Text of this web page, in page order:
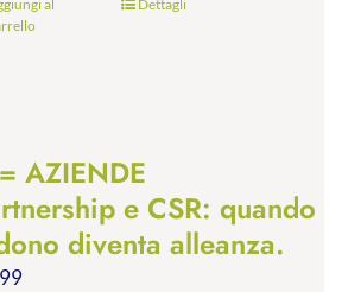
al
Dettagli
AZIENDE
e CSR: quando
diventa alleanza.